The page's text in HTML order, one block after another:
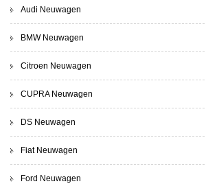
Audi Neuwagen
BMW Neuwagen
Citroen Neuwagen
CUPRA Neuwagen
DS Neuwagen
Fiat Neuwagen
Ford Neuwagen